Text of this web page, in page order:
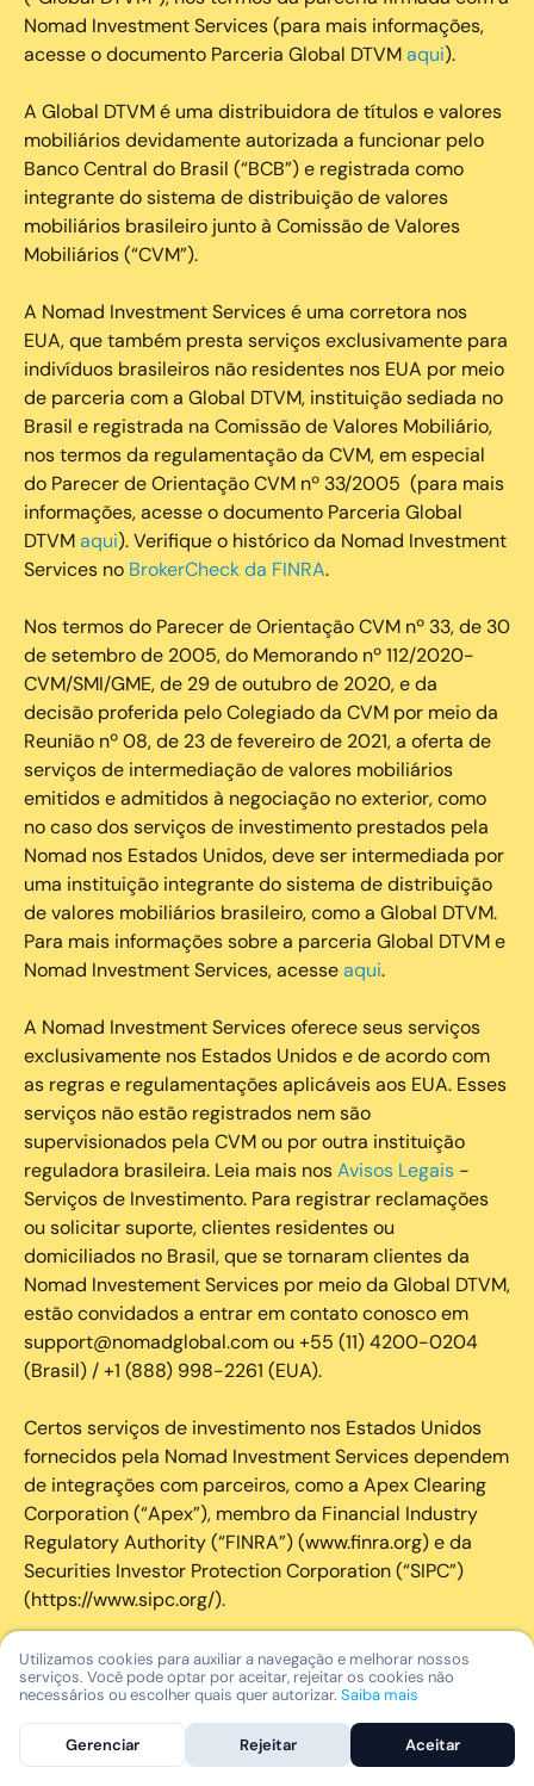
Nomad Investment Services (para mais informações,
acesse o documento Parceria Global DTVMaqui).
A Global DTVM é uma distribuidora de títulos e valores
mobiliários devidamente autorizada a funcionar pelo
Banco Central do Brasil (“BCB”) e registrada como
integrante do sistema de distribuição de valores
mobiliários brasileiro junto à Comissão de Valores
Mobiliários (“CVM”).
‍A Nomad Investment Services é uma corretora nos
EUA, que também presta serviços exclusivamente para
indivíduos brasileiros não residentes nos EUA por meio
de parceria com a Global DTVM, instituição sediada no
Brasil e registrada na Comissão de Valores Mobiliário,
nos termos da regulamentação da CVM, em especial
do Parecer de Orientação CVM nº 33/2005 (para mais
informações, acesse o documento Parceria Global
DTVMaqui). Verifique o histórico da Nomad Investment
Services no BrokerCheck da FINRA.
Nos termos do Parecer de Orientação CVM nº 33, de 30
de setembro de 2005, do Memorando nº 112/2020-
CVM/SMI/GME, de 29 de outubro de 2020, e da
decisão proferida pelo Colegiado da CVM por meio da
Reunião nº 08, de 23 de fevereiro de 2021, a oferta de
serviços de intermediação de valores mobiliários
emitidos e admitidos à negociação no exterior, como
no caso dos serviços de investimento prestados pela
Nomad nos Estados Unidos, deve ser intermediada por
uma instituição integrante do sistema de distribuição
de valores mobiliários brasileiro, como a Global DTVM.
Para mais informações sobre a parceria Global DTVM e
Nomad Investment Services, acesseaqui.
A Nomad Investment Services oferece seus serviços
exclusivamente nos Estados Unidos e de acordo com
as regras e regulamentações aplicáveis aos EUA. Esses
serviços não estão registrados nem são
supervisionados pela CVM ou por outra instituição
reguladora brasileira. Leia mais nosAvisos Legais -
Serviços de Investimento. Para registrar reclamações
ou solicitar suporte, clientes residentes ou
domiciliados no Brasil, que se tornaram clientes da
Nomad Investement Services por meio da Global DTVM,
estão convidados a entrar em contato conosco em
support@nomadglobal.com ou +55 (11) 4200-0204
(Brasil) / +1 (888) 998-2261 (EUA).
Certos serviços de investimento nos Estados Unidos
fornecidos pela Nomad Investment Services dependem
de integrações com parceiros, como a Apex Clearing
Corporation (“Apex”), membro da Financial Industry
Regulatory Authority (“FINRA”) (www.finra.org) e da
Securities Investor Protection Corporation (“SIPC”)
(https://www.sipc.org/).
A SIPC protege os valores mobiliários de clientes de
seus membros em até US$ 250.000,00 para
disponível mediante solicitação ou em www.sipc.org. O
SIPC não protege contra perdas de mercado e não
Utilizamos cookies para auxiliar a navegação e melhorar nossos
serviços. Você pode optar por aceitar, rejeitar os cookies não
necessários ou escolher quais quer autorizar. Saiba mais
Gerenciar Rejeitar Aceitar